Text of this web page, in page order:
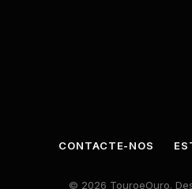
CONTACTE-NOS
© 2026 TouroeOuro.